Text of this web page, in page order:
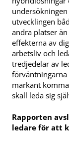
utvecklingen
andra platser
effekterna av
arbetsliv och
tredjedelar av
markant
skall leda sig
Rapporten
ledare för att